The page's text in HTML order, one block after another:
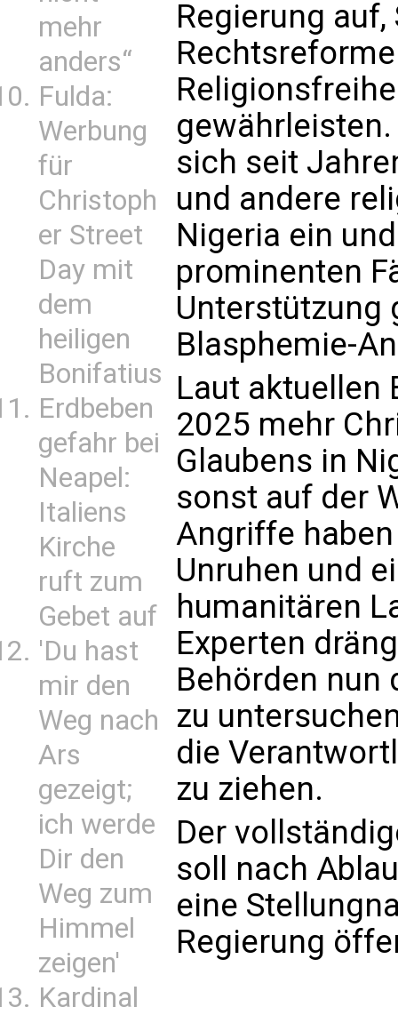
mehr
anders“
Fulda:
Werbung
für
Christoph
er Street
Day mit
dem
heiligen
Bonifatius
Erdbeben
gefahr bei
Neapel:
Italiens
Kirche
ruft zum
Gebet auf
'Du hast
mir den
Weg nach
Ars
gezeigt;
ich werde
Dir den
Weg zum
Himmel
zeigen'
Kardinal
Regierung
sich seit
und andere
Nigeria ein
prominenten
Unterstützung
Blasphemie-
Laut aktuellen
2025 mehr
Glaubens in
sonst auf der
Angriffe
Unruhen und
humanitären
Experten
Behörden nun
zu
die
zu ziehen.
Der
soll nach
eine
Regierung